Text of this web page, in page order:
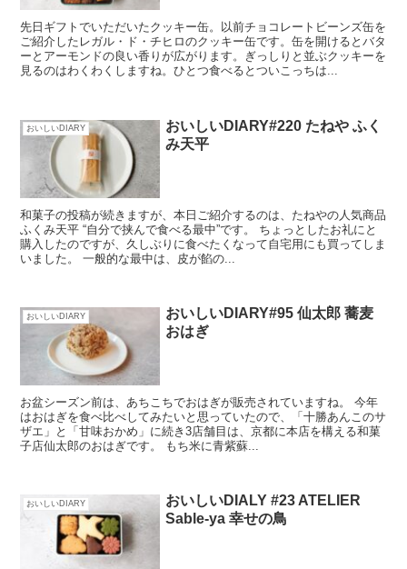
先日ギフトでいただいたクッキー缶。以前チョコレートビーンズ缶を
ご紹介したレガル・ド・チヒロのクッキー缶です。缶を開けるとバタ
ーとアーモンドの良い香りが広がります。ぎっしりと並ぶクッキーを
見るのはわくわくしますね。ひとつ食べるとついこっちは...
おいしいDIARY
おいしいDIARY#220 たねや ふく
み天平
和菓子の投稿が続きますが、本日ご紹介するのは、たねやの人気商品
ふくみ天平 “自分で挟んで食べる最中”です。 ちょっとしたお礼にと
購入したのですが、久しぶりに食べたくなって自宅用にも買ってしま
いました。 一般的な最中は、皮が餡の...
おいしいDIARY
おいしいDIARY#95 仙太郎 蕎麦
おはぎ
お盆シーズン前は、あちこちでおはぎが販売されていますね。 今年
はおはぎを食べ比べしてみたいと思っていたので、「十勝あんこのサ
ザエ」と「甘味おかめ」に続き3店舗目は、京都に本店を構える和菓
子店仙太郎のおはぎです。 もち米に青紫蘇...
おいしいDIARY
おいしいDIALY #23 ATELIER
Sable-ya 幸せの鳥